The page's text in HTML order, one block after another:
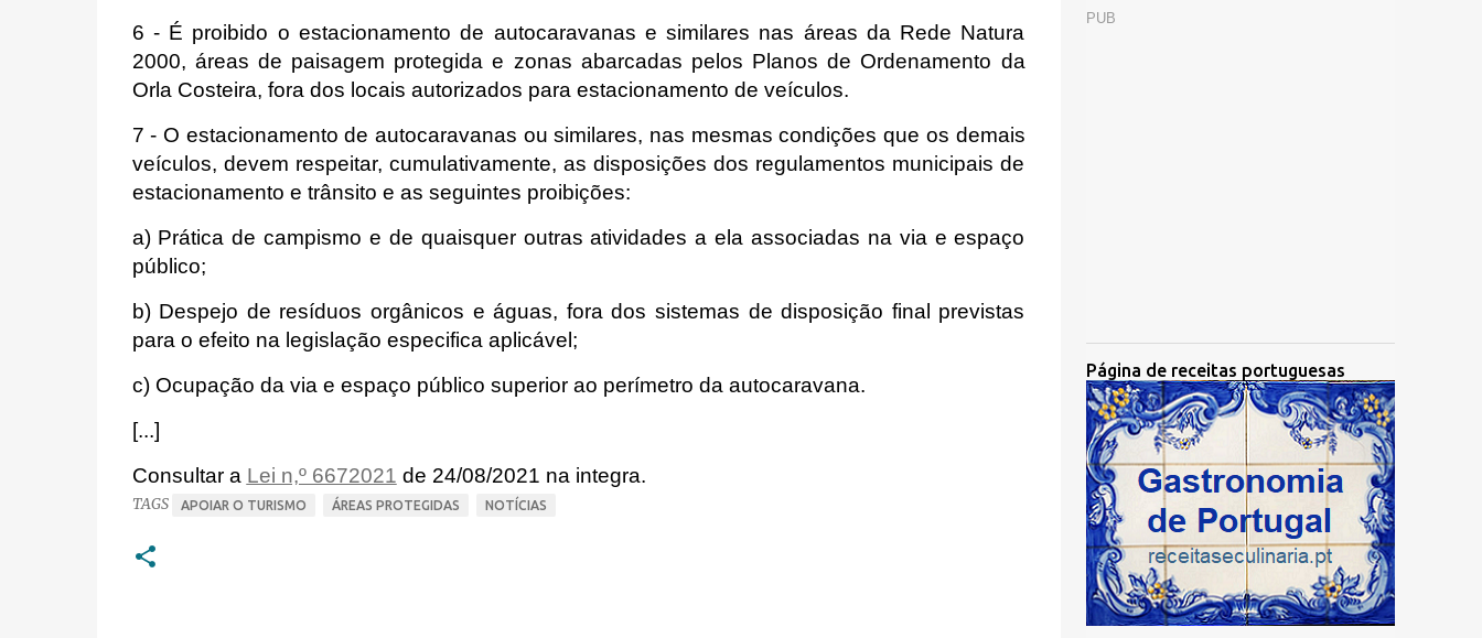
6 - É proibido o estacionamento de autocaravanas e similares nas áreas da Rede Natura
2000, áreas de paisagem protegida e zonas abarcadas pelos Planos de Ordenamento da
Orla Costeira, fora dos locais autorizados para estacionamento de veículos.
7 - O estacionamento de autocaravanas ou similares, nas mesmas condições que os demais
veículos, devem respeitar, cumulativamente, as disposições dos regulamentos municipais de
estacionamento e trânsito e as seguintes proibições:
a) Prática de campismo e de quaisquer outras atividades a ela associadas na via e espaço
público;
b) Despejo de resíduos orgânicos e águas, fora dos sistemas de disposição final previstas
para o efeito na legislação especifica aplicável;
c) Ocupação da via e espaço público superior ao perímetro da autocaravana.
[...]
Consultar a Lei n,º 6672021 de 24/08/2021 na integra.
TAGS APOIAR O TURISMO ÁREAS PROTEGIDAS NOTÍCIAS
PUB
Página de receitas portuguesas